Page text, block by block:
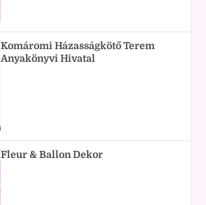
Komáromi Házasságkötő Terem
Anyakönyvi Hivatal
Fleur & Ballon Dekor